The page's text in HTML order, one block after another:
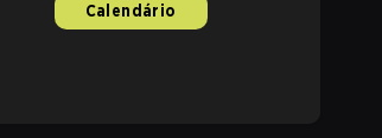
Calendário